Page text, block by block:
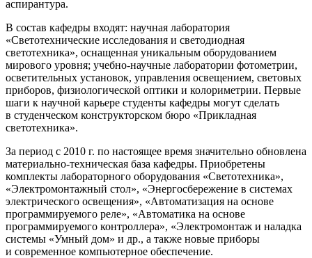
аспирантура.
В состав кафедры входят: научная лаборатория
«Светотехнические исследования и светодиодная
светотехника», оснащенная уникальным оборудованием
мирового уровня; учебно-научные лаборатории фотометрии,
осветительных установок, управления освещением, световых
приборов, физиологической оптики и колориметрии. Первые
шаги к научной карьере студенты кафедры могут сделать
в студенческом конструкторском бюро «Прикладная
светотехника».
За период с 2010 г. по настоящее время значительно обновлена
материально-техническая база кафедры. Приобретены
комплекты лабораторного оборудования «Светотехника»,
«Электромонтажный стол», «Энергосбережение в системах
электрического освещения», «Автоматизация на основе
программируемого реле», «Автоматика на основе
программируемого контроллера», «Электромонтаж и наладка
системы «Умный дом» и др., а также новые приборы
и современное компьютерное обеспечение.